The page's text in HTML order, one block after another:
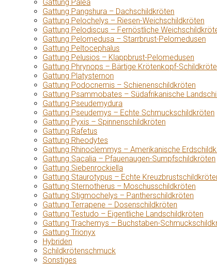
Gattung Palea
Gattung Pangshura – Dachschildkröten
Gattung Pelochelys – Riesen-Weichschildkröten
Gattung Pelodiscus – Fernöstliche
Gattung Pelomedusa – Starrbrust-Pelomedusen
Gattung Peltocephalus
Gattung Pelusios – Klappbrust-Pelomedusen
Gattung Phrynops – Bärtige Krötenkopf-
Gattung Platysternon
Gattung Podocnemis – Schienenschildkröten
Gattung Psammobates – Südafrikanische
Gattung Pseudemydura
Gattung Pseudemys – Echte Schmuckschildkröten
Gattung Pyxis – Spinnenschildkröten
Gattung Rafetus
Gattung Rheodytes
Gattung Rhinoclemmys – Amerikanische
Gattung Sacalia – Pfauenaugen-Sumpfschildkröten
Gattung Siebenrockiella
Gattung Staurotypus – Echte
Gattung Sternotherus – Moschusschildkröten
Gattung Stigmochelys – Pantherschildkröten
Gattung Terrapene – Dosenschildkröten
Gattung Testudo – Eigentliche Landschildkröten
Gattung Trachemys – Buchstaben-
Gattung Trionyx
Hybriden
Schildkrötenschmuck
Sonstiges